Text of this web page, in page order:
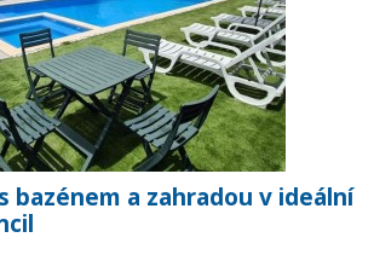
bazénem a zahradou v ideální